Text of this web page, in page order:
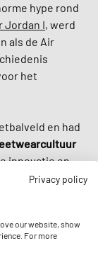
hype rond
Jordan I, werd
als de Air
het
en had
innovatie en
ontwerper
meer dan
shorts,
Privacy policy
our website, show
For more